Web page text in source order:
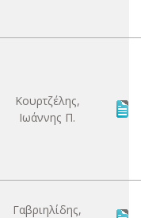
Κουρτζέλης,
Ιωάννης Π.
Γαβριηλίδης,